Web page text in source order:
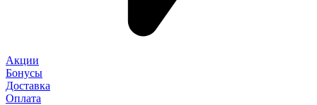
Акции
Бонусы
Доставка
Оплата